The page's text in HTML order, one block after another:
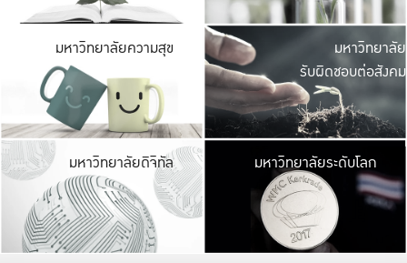
มหาวิทยาลัยความสุข มหาวิ
ค
เปิดประ
และพบเรื่องราวใ
มหาวิทยาลัย
รับผิดชอบต่อสังคม
มหาวิทยาลัยดิจิทัล มหาวิ
เปลี่ยนแปลง แล
เพื่อทำง
ระบบสารสนเทศ
มหาวิทยาลัยระดับโลก